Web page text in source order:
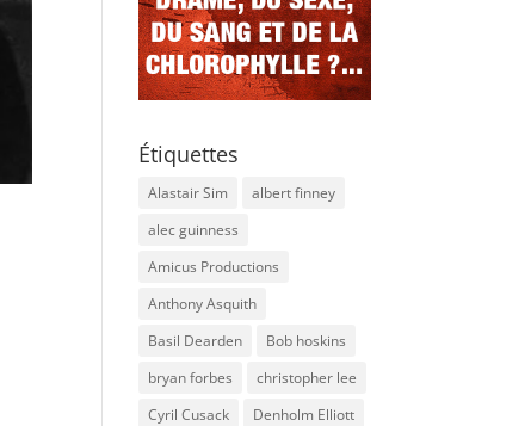
Étiquettes
Alastair Sim
albert finney
alec guinness
Amicus Productions
Anthony Asquith
Basil Dearden
Bob hoskins
bryan forbes
christopher lee
Cyril Cusack
Denholm Elliott